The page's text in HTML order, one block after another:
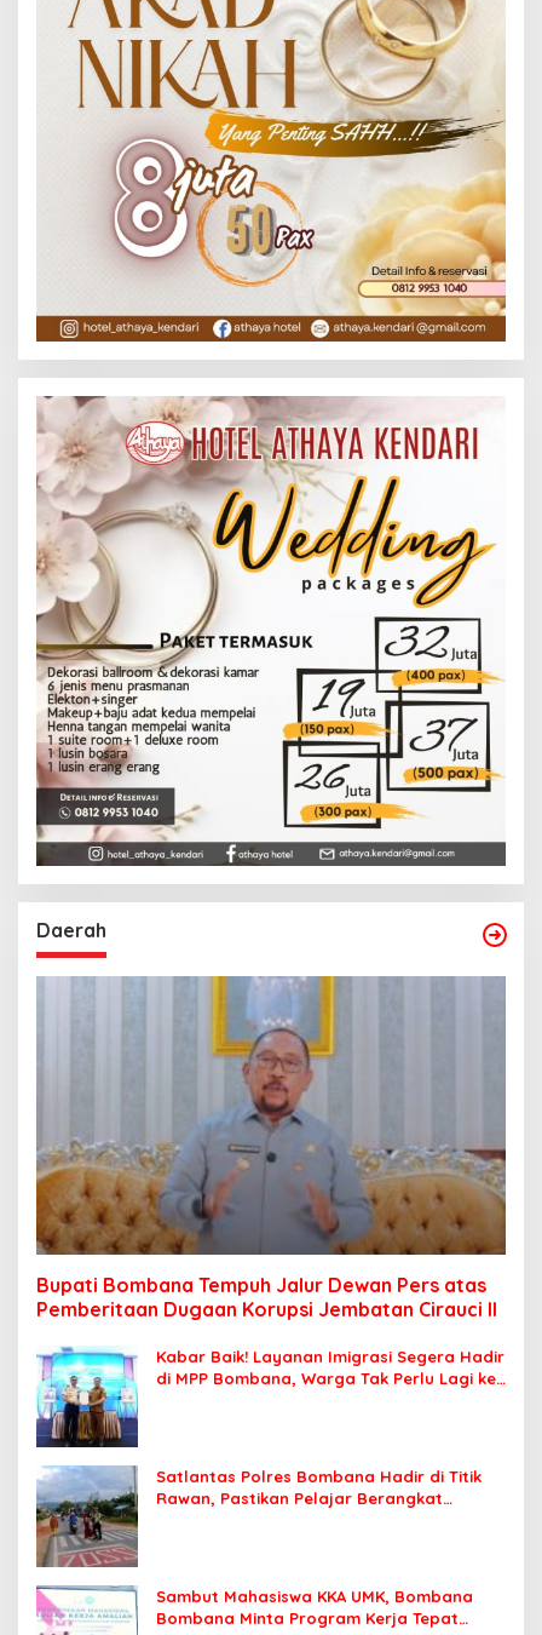
Daerah
Bupati Bombana Tempuh Jalur Dewan Pers atas
Pemberitaan Dugaan Korupsi Jembatan Cirauci II
Kabar Baik! Layanan Imigrasi Segera Hadir
di MPP Bombana, Warga Tak Perlu Lagi ke
Satlantas Polres Bombana Hadir di Titik
Rawan, Pastikan Pelajar Berangkat
Sambut Mahasiswa KKA UMK, Bombana
Bombana Minta Program Kerja Tepat